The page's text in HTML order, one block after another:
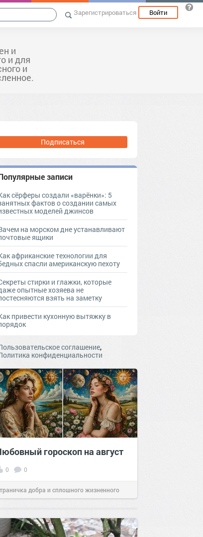
Зарегистрироваться Войти
и
и для
и
Подписаться
записи
сёрферы создали «варёнки»: 5
фактов о создании самых
моделей джинсов
на морском дне устанавливают
ящики
африканские технологии для
спасли американскую пехоту
стирки и глажки, которые
опытные хозяева не
взять на заметку
привести кухонную вытяжку в
соглашение,
конфиденциальности
гороскоп на август
0 0
добра и сплошного жизненного